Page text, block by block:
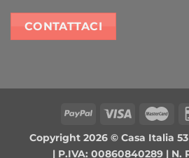
CONTATTACI
PayPal Visa
Copyright 2026 © Casa Italia 53
| P.IVA: 00860840289 | N.